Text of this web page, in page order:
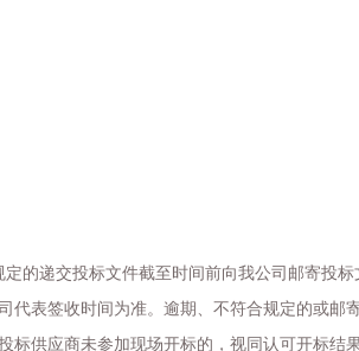
的递交投标文件截至时间前向我公司邮寄投标
代表签收时间为准。逾期、不符合规定的或邮
供应商未参加现场开标的，视同认可开标结果